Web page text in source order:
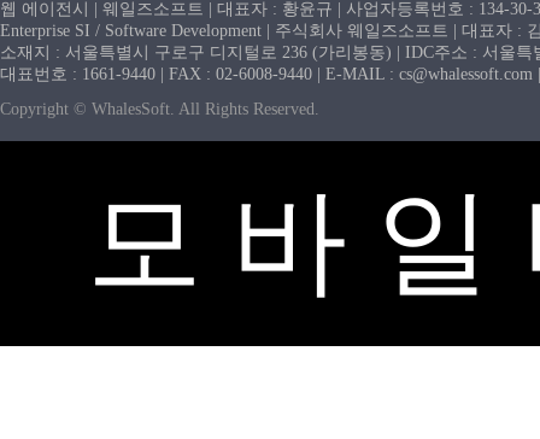
웹 에이전시 | 웨일즈소프트 | 대표자 : 황윤규 | 사업자등록번호 : 134-
Enterprise SI / Software Development | 주식회사 웨일즈소프트 | 대표자 :
소재지 : 서울특별시 구로구 디지털로 236 (가리봉동) | IDC주소 : 서울
대표번호 : 1661-9440 | FAX : 02-6008-9440 | E-MAIL :
Copyright © WhalesSoft. All Rights Reserved.
모 바 일